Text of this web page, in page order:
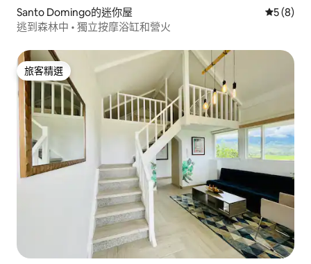
Santo Domingo的迷你屋 從 8 則評
5 (8)
逃到森林中 • 獨立按摩浴缸和營火
旅客精選
旅客精選